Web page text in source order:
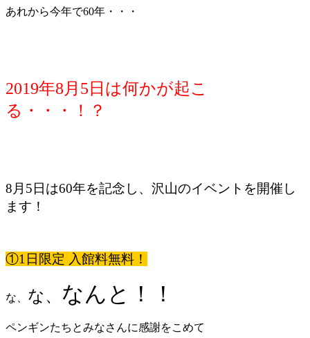
あれから今年で60年・・・
2019年8月5日は何かが起こ
る・・・！？
8月5日は60年を記念し、沢山のイベントを開催し
ます！
①1日限定 入館料無料！
な、 な、 なんと！！
ペンギンたちとみなさんに感謝をこめて